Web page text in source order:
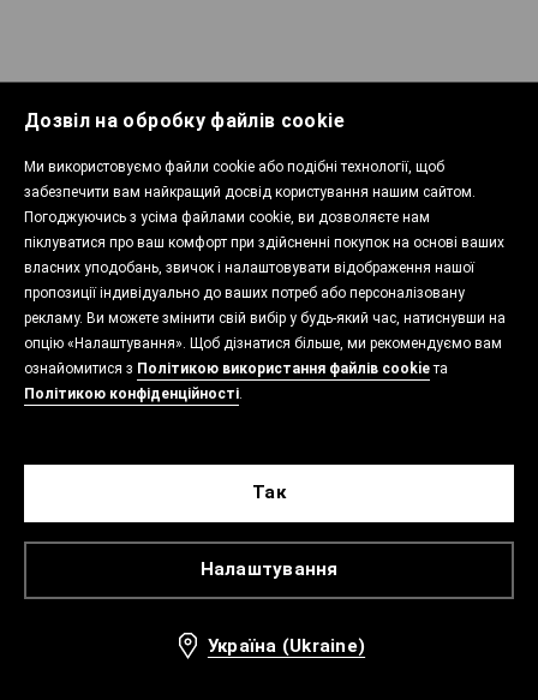
Дозвіл на обробку файлів cookie
Ми використовуємо файли cookie або подібні технології, щоб
забезпечити вам найкращий досвід користування нашим сайтом.
Погоджуючись з усіма файлами cookie, ви дозволяєте нам
піклуватися про ваш комфорт при здійсненні покупок на основі ваших
власних уподобань, звичок і налаштовувати відображення нашої
пропозиції індивідуально до ваших потреб або персоналізовану
рекламу. Ви можете змінити свій вибір у будь-який час, натиснувши на
опцію «Налаштування». Щоб дізнатися більше, ми рекомендуємо вам
ознайомитися з Політикою використання файлів cookieта
Політикою конфіденційності.
Налаштування
Так
Україна (Ukraine)